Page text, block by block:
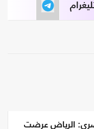
الرياض عرضت